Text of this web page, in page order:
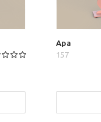
Apa
157